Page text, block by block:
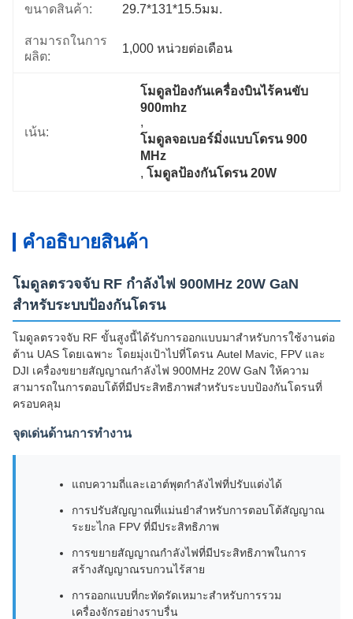
ขนาดสินค้า: 29.7*131*15.5มม.
สามารถในการ
ผลิต:
1,000 หน่วยต่อเดือน
เน้น:
โมดูลป้องกันเครื่องบินไร้คนขับ
900mhz
,
โมดูลจอเบอร์มิ่งแบบโดรน 900
MHz
, โมดูลป้องกันโดรน 20W
คําอธิบายสินค้า
โมดูลตรวจจับ RF กำลังไฟ 900MHz 20W GaN
สำหรับระบบป้องกันโดรน
โมดูลตรวจจับ RF ขั้นสูงนี้ได้รับการออกแบบมาสำหรับการใช้งานต่อ
ต้าน UAS โดยเฉพาะ โดยมุ่งเป้าไปที่โดรน Autel Mavic, FPV และ
DJI เครื่องขยายสัญญาณกำลังไฟ 900MHz 20W GaN ให้ความ
สามารถในการตอบโต้ที่มีประสิทธิภาพสำหรับระบบป้องกันโดรนที่
ครอบคลุม
จุดเด่นด้านการทำงาน
แถบความถี่และเอาต์พุตกำลังไฟที่ปรับแต่งได้
การปรับสัญญาณที่แม่นยำสำหรับการตอบโต้สัญญาณ
ระยะไกล FPV ที่มีประสิทธิภาพ
การขยายสัญญาณกำลังไฟที่มีประสิทธิภาพในการ
สร้างสัญญาณรบกวนไร้สาย
การออกแบบที่กะทัดรัดเหมาะสำหรับการรวม
เครื่องจักรอย่างราบรื่น